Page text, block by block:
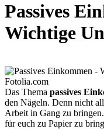
Passives
Wichtige
Das Thema passives
den Nägeln. Denn nicht
Arbeit in Gang zu
für euch zu Papier zu